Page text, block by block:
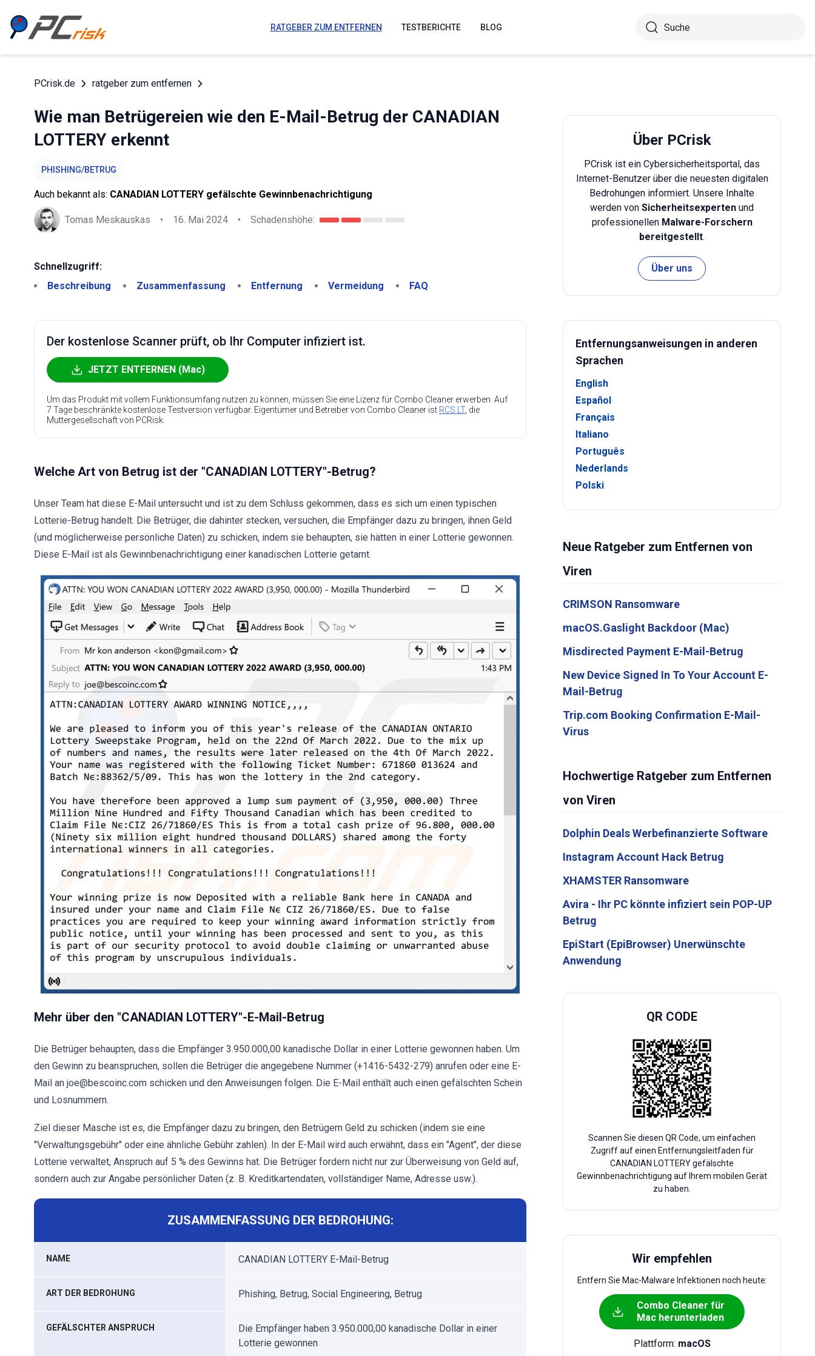
RATGEBER ZUM ENTFERNEN TESTBERICHTE BLOG
PCrisk.de ratgeber zum entfernen
Wie man Betrügereien wie den E-Mail-Betrug der CANADIAN
LOTTERY erkennt
PHISHING/BETRUG
Auch bekannt als: CANADIAN LOTTERY gefälschte Gewinnbenachrichtigung
Tomas Meskauskas • 16. Mai 2024 • Schadenshöhe:
Schnellzugriff:
Beschreibung
Zusammenfassung Entfernung Vermeidung FAQ
Der kostenlose Scanner prüft, ob Ihr Computer infiziert ist.
JETZT ENTFERNEN (Mac)
Um das Produkt mit vollem Funktionsumfang nutzen zu können, müssen Sie eine Lizenz für Combo Cleaner erwerben. Auf
7 Tage beschränkte kostenlose Testversion verfügbar. Eigentümer und Betreiber von Combo Cleaner ist RCS LT, die
Muttergesellschaft von PCRisk.
Welche Art von Betrug ist der "CANADIAN LOTTERY"-Betrug?
Unser Team hat diese E-Mail untersucht und ist zu dem Schluss gekommen, dass es sich um einen typischen
Lotterie-Betrug handelt. Die Betrüger, die dahinter stecken, versuchen, die Empfänger dazu zu bringen, ihnen Geld
(und möglicherweise persönliche Daten) zu schicken, indem sie behaupten, sie hätten in einer Lotterie gewonnen.
Diese E-Mail ist als Gewinnbenachrichtigung einer kanadischen Lotterie getarnt.
Mehr über den "CANADIAN LOTTERY"-E-Mail-Betrug
Die Betrüger behaupten, dass die Empfänger 3.950.000,00 kanadische Dollar in einer Lotterie gewonnen haben. Um
den Gewinn zu beanspruchen, sollen die Betrüger die angegebene Nummer (+1416-5432-279) anrufen oder eine E-
Mail an joe@bescoinc.com schicken und den Anweisungen folgen. Die E-Mail enthält auch einen gefälschten Schein
und Losnummern.
Ziel dieser Masche ist es, die Empfänger dazu zu bringen, den Betrügern Geld zu schicken (indem sie eine
"Verwaltungsgebühr" oder eine ähnliche Gebühr zahlen). In der E-Mail wird auch erwähnt, dass ein "Agent", der diese
Lotterie verwaltet, Anspruch auf 5 % des Gewinns hat. Die Betrüger fordern nicht nur zur Überweisung von Geld auf,
sondern auch zur Angabe persönlicher Daten (z. B. Kreditkartendaten, vollständiger Name, Adresse usw.).
ZUSAMMENFASSUNG DER BEDROHUNG:
NAME CANADIAN LOTTERY E-Mail-Betrug
ART DER BEDROHUNG Phishing, Betrug, Social Engineering, Betrug
GEFÄLSCHTER ANSPRUCH
Die Empfänger haben 3.950.000,00 kanadische Dollar in einer
Lotterie gewonnen
Über PCrisk
PCrisk ist ein Cybersicherheitsportal, das
Internet-Benutzer über die neuesten digitalen
Bedrohungen informiert. Unsere Inhalte
werden von Sicherheitsexperten und
professionellen Malware-Forschern
bereitgestellt.
Über uns
Entfernungsanweisungen in anderen
Sprachen
English
Español
Français
Italiano
Português
Nederlands
Polski
Neue Ratgeber zum Entfernen von
Viren
CRIMSON Ransomware
macOS.Gaslight Backdoor (Mac)
Misdirected Payment E-Mail-Betrug
New Device Signed In To Your Account E-
Mail-Betrug
Trip.com Booking Confirmation E-Mail-
Virus
Hochwertige Ratgeber zum Entfernen
von Viren
Dolphin Deals Werbefinanzierte Software
Instagram Account Hack Betrug
XHAMSTER Ransomware
Avira - Ihr PC könnte infiziert sein POP-UP
Betrug
EpiStart (EpiBrowser) Unerwünschte
Anwendung
QR CODE
Scannen Sie diesen QR Code, um einfachen
Zugriff auf einen Entfernungsleitfaden für
CANADIAN LOTTERY gefälschte
Gewinnbenachrichtigung auf Ihrem mobilen Gerät
zu haben.
Wir empfehlen
Entfern Sie Mac-Malware Infektionen noch heute:
Combo Cleaner für
Mac herunterladen
Plattform: macOS